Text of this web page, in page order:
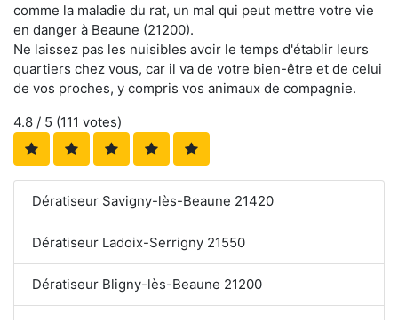
comme la maladie du rat, un mal qui peut mettre votre vie
en danger à Beaune (21200).
Ne laissez pas les nuisibles avoir le temps d'établir leurs
quartiers chez vous, car il va de votre bien-être et de celui
de vos proches, y compris vos animaux de compagnie.
4.8 / 5 (111 votes)
Dératiseur Savigny-lès-Beaune 21420
Dératiseur Ladoix-Serrigny 21550
Dératiseur Bligny-lès-Beaune 21200